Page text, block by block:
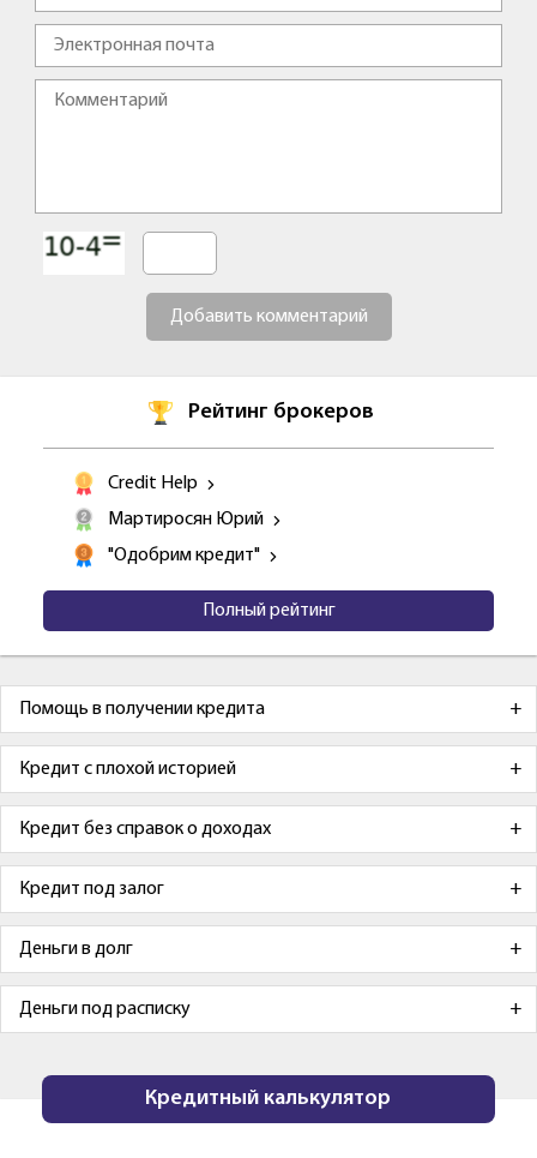
Добавить комментарий
Рейтинг брокеров
Credit Help
Мартиросян Юрий
"Одобрим кредит"
Полный рейтинг
Помощь в получении кредита
Кредит с плохой историей
Кредит без справок о доходах
Кредит под залог
Деньги в долг
Деньги под расписку
Кредитный калькулятор